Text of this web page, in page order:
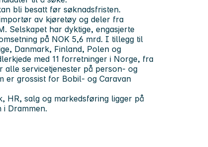
bli besatt før søknadsfristen.
av kjøretøy og deler fra
Selskapet har dyktige, engasjerte
på NOK 5,6 mrd. I tillegg til
Danmark, Finland, Polen og
med 11 forretninger i Norge, fra
alle servicetjenester på person- og
er grossist for Bobil- og Caravan
HR, salg og markedsføring ligger på
i Drammen.